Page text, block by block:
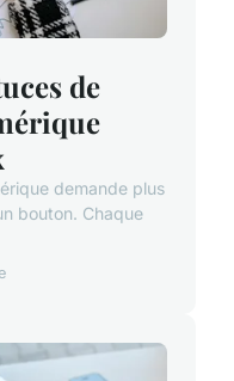
de
demande plus
bouton. Chaque